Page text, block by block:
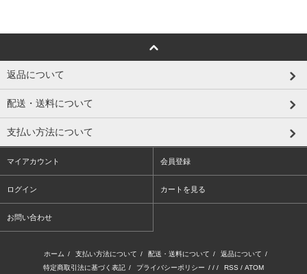
返品について
配送・送料について
支払い方法について
マイアカウント 会員登録
ログイン カートを見る
お問い合わせ
ホーム / 支払い方法について / 配送・送料について / 返品について /
特定商取引法に基づく表記 / プライバシーポリシー / / / RSS / ATOM